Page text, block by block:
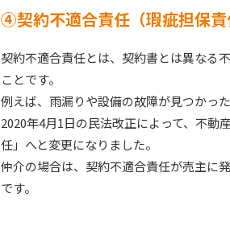
④契約不適合責任（瑕疵担保
契約不適合責任とは、契約書とは異なる
ことです。
例えば、雨漏りや設備の故障が見つかっ
2020年4月1日の民法改正によって、不
任」へと変更になりました。
仲介の場合は、契約不適合責任が売主に
です。